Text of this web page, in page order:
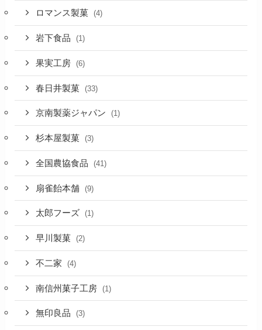
ロマンス製菓 (4)
岩下食品 (1)
果実工房 (6)
春日井製菓 (33)
京南製薬ジャパン (1)
杉本屋製菓 (3)
全国農協食品 (41)
扇雀飴本舗 (9)
太郎フーズ (1)
早川製菓 (2)
不二家 (4)
南信州菓子工房 (1)
無印良品 (3)